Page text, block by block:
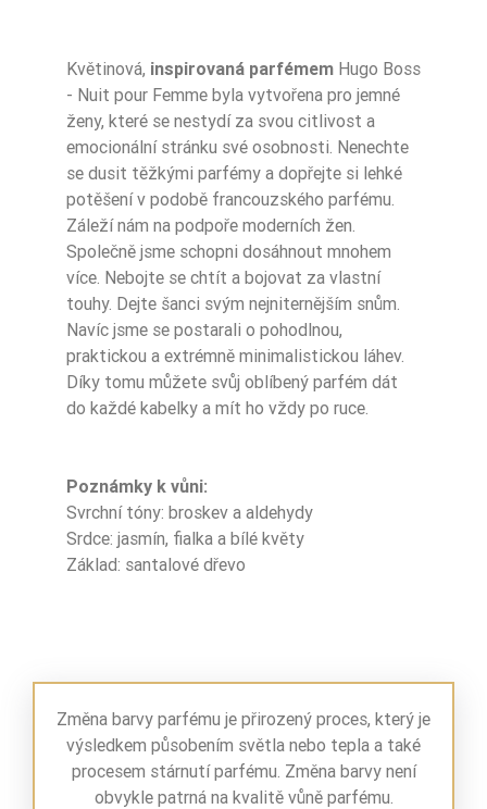
Květinová, inspirovaná parfémem Hugo Boss
- Nuit pour Femme byla vytvořena pro jemné
ženy, které se nestydí za svou citlivost a
emocionální stránku své osobnosti. Nenechte
se dusit těžkými parfémy a dopřejte si lehké
potěšení v podobě francouzského parfému.
Záleží nám na podpoře moderních žen.
Společně jsme schopni dosáhnout mnohem
více. Nebojte se chtít a bojovat za vlastní
touhy. Dejte šanci svým nejniternějším snům.
Navíc jsme se postarali o pohodlnou,
praktickou a extrémně minimalistickou láhev.
Díky tomu můžete svůj oblíbený parfém dát
do každé kabelky a mít ho vždy po ruce.
Poznámky k vůni:
Svrchní tóny: broskev a aldehydy
Srdce: jasmín, fialka a bílé květy
Základ: santalové dřevo
Změna barvy parfému je přirozený proces, který je
výsledkem působením světla nebo tepla a také
procesem stárnutí parfému. Změna barvy není
obvykle patrná na kvalitě vůně parfému.